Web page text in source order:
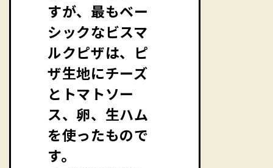
すが、最もベー
シックなビスマ
ルクピザは、ピ
ザ生地にチーズ
とトマトソー
ス、卵、生ハム
を使ったもので
す。